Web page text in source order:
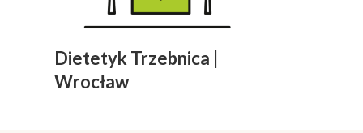
Dietetyk Trzebnica |
Wrocław